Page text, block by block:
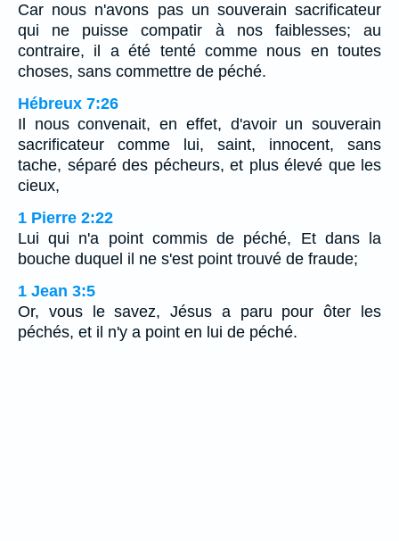
Car nous n'avons pas un souverain sacrificateur
qui ne puisse compatir à nos faiblesses; au
contraire, il a été tenté comme nous en toutes
choses, sans commettre de péché.
Hébreux 7:26
Il nous convenait, en effet, d'avoir un souverain
sacrificateur comme lui, saint, innocent, sans
tache, séparé des pécheurs, et plus élevé que les
cieux,
1 Pierre 2:22
Lui qui n'a point commis de péché, Et dans la
bouche duquel il ne s'est point trouvé de fraude;
1 Jean 3:5
Or, vous le savez, Jésus a paru pour ôter les
péchés, et il n'y a point en lui de péché.